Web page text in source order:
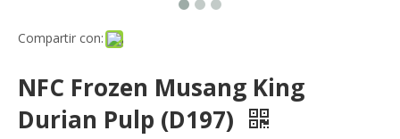
Compartir con:
NFC Frozen Musang King
Durian Pulp (D197)